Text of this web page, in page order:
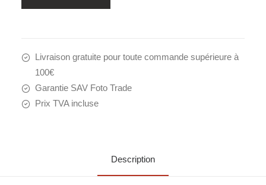
Livraison gratuite pour toute commande supérieure à
100€
Garantie SAV Foto Trade
Prix TVA incluse
Description